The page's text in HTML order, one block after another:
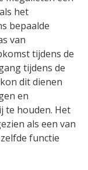
het
bepaalde
van
tijdens de
tijdens de
dit dienen
en
te houden. Het
als een van
functie